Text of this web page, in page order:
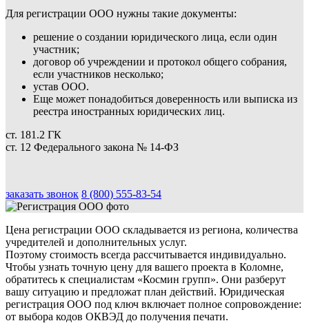
Для регистрации ООО нужны такие документы:
решение о создании юридического лица, если один
участник;
договор об учреждении и протокол общего собрания,
если участников несколько;
устав ООО.
Еще может понадобиться доверенность или выписка из
реестра иностранных юридических лиц.
ст. 181.2 ГК
ст. 12 Федерального закона № 14-ФЗ
заказать звонок 8 (800) 555-83-54
Цена регистрации ООО складывается из региона, количества
учредителей и дополнительных услуг.
Поэтому стоимость всегда рассчитывается индивидуально.
Чтобы узнать точную цену для вашего проекта в Коломне,
обратитесь к специалистам «Космин групп». Они разберут
вашу ситуацию и предложат план действий. Юридическая
регистрация ООО под ключ включает полное сопровождение:
от выбора кодов ОКВЭД до получения печати.